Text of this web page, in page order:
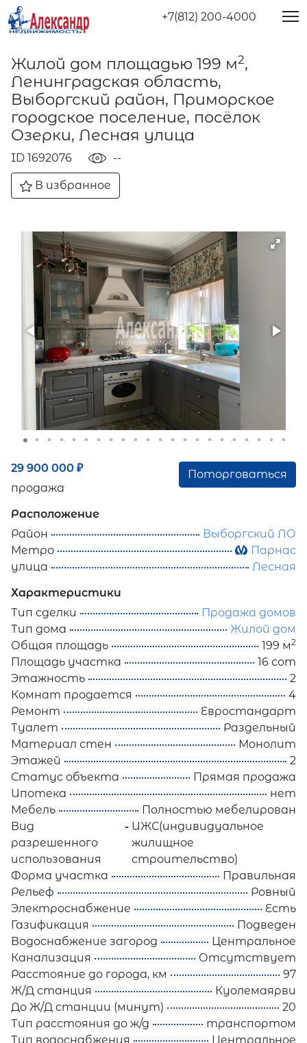
+7(812) 200-4000
Жилой дом площадью 199 м2,
Ленинградская область,
Выборгский район, Приморское
городское поселение, посёлок
Озерки, Лесная улица
ID 1692076 --
В избранное
29 900 000 ₽
продажа
Поторговаться
Расположение
Район
Выборгский ЛО
Метро
Парнас
улица
Лесная
Характеристики
Тип сделки
Продажа домов
Тип дома
Жилой дом
Общая площадь
199 м2
Площадь участка
16 сот
Этажность
2
Комнат продается
4
Ремонт
Евростандарт
Туалет
Раздельный
Материал стен
Монолит
Этажей
2
Статус объекта
Прямая продажа
Ипотека
нет
Мебель
Полностью мебелирован
Вид
разрешенного
использования
ИЖС(индивидуальное
жилищное
строительство)
Форма участка
Правильная
Рельеф
Ровный
Электроснабжение
Есть
Газификация
Подведен
Водоснабжение загород
Центральное
Канализация
Отсутствует
Расстояние до города, км
97
Ж/Д станция
Куолемаярви
До Ж/Д станции (минут)
20
Тип расстояния до ж/д
транспортом
Тип водоснабжения
Центральное